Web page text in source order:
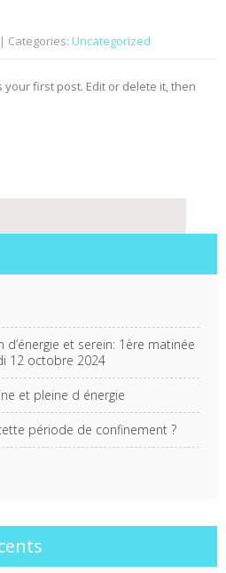
| Categories: Uncategorized
your first post. Edit or delete it, then
et serein: 1ère matinée
12 octobre 2024
et pleine d énergie
période de confinement ?